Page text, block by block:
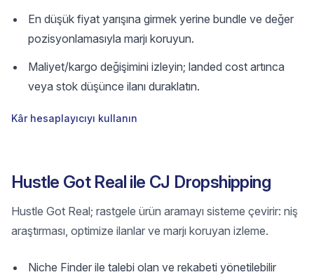
En düşük fiyat yarışına girmek yerine bundle ve değer
pozisyonlamasıyla marjı koruyun.
Maliyet/kargo değişimini izleyin; landed cost artınca
veya stok düşünce ilanı duraklatın.
Kâr hesaplayıcıyı kullanın
Hustle Got Real ile CJ Dropshipping
Hustle Got Real; rastgele ürün aramayı sisteme çevirir: niş
araştırması, optimize ilanlar ve marjı koruyan izleme.
Niche Finder ile talebi olan ve rekabeti yönetilebilir